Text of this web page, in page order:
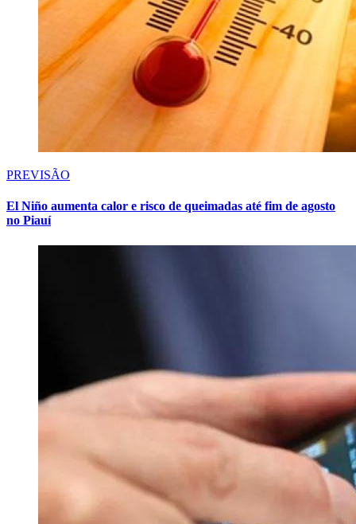
PREVISÃO
El Niño aumenta calor e risco de queimadas até fim de agosto
no Piauí